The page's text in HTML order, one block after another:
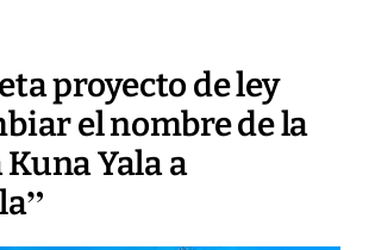
proyecto de ley
el nombre de la
Yala a